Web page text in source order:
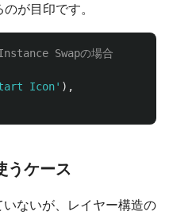
が目印です。
Swapの場合
Icon' ),
うケース
ないが、レイヤー構造の